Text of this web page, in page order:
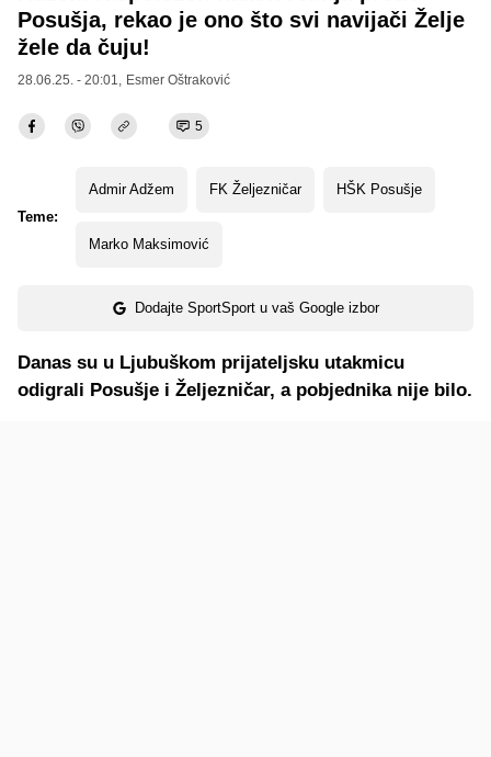
Posušja, rekao je ono što svi navijači Želje
žele da čuju!
28.06.25. - 20:01, Esmer Oštraković
5
Teme:
Admir Adžem FK Željezničar HŠK Posušje
Marko Maksimović
Dodajte SportSport u vaš Google izbor
Danas su u Ljubuškom prijateljsku utakmicu
odigrali Posušje i Željezničar, a pobjednika nije bilo.